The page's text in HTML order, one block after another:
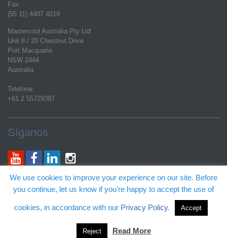
Fax:
(55 11) 4407 4019
Mastercool Australia Pty Ltd
Unit 8 / 20 Chestnut Drive
Port Macquarie
NSW 2444
Australia
Telefone:
+61 2 55729397
Síganos
customerservice@mastercool.com
Suporte Técnico de Produtos:
departamento de marcas & patentes dos Estados Unidos
We use cookies to improve your experience on our site. Before
you continue, let us know if you're happy to accept the use of
cookies, in accordance with our Privacy Policy. Accept
Reject Read More